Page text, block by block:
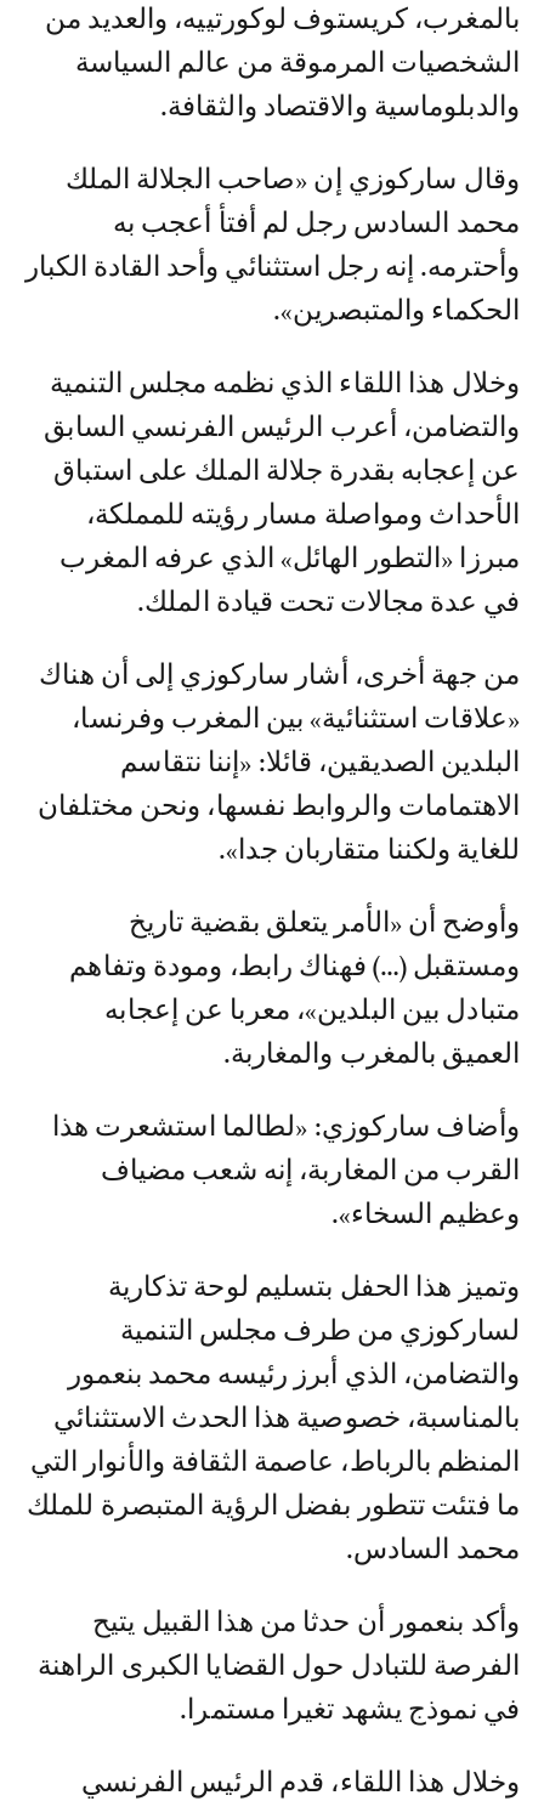
بالمغرب، كريستوف لوكورتييه، والعديد من
الشخصيات المرموقة من عالم السياسة
والدبلوماسية والاقتصاد والثقافة.
وقال ساركوزي إن «صاحب الجلالة الملك
محمد السادس رجل لم أفتأ أعجب به
وأحترمه. إنه رجل استثنائي وأحد القادة الكبار
الحكماء والمتبصرين».
وخلال هذا اللقاء الذي نظمه مجلس التنمية
والتضامن، أعرب الرئيس الفرنسي السابق
عن إعجابه بقدرة جلالة الملك على استباق
الأحداث ومواصلة مسار رؤيته للمملكة،
مبرزا «التطور الهائل» الذي عرفه المغرب
في عدة مجالات تحت قيادة الملك.
من جهة أخرى، أشار ساركوزي إلى أن هناك
«علاقات استثنائية» بين المغرب وفرنسا،
البلدين الصديقين، قائلا: «إننا نتقاسم
الاهتمامات والروابط نفسها، ونحن مختلفان
للغاية ولكننا متقاربان جدا».
وأوضح أن «الأمر يتعلق بقضية تاريخ
ومستقبل (…) فهناك رابط، ومودة وتفاهم
متبادل بين البلدين»، معربا عن إعجابه
العميق بالمغرب والمغاربة.
وأضاف ساركوزي: «لطالما استشعرت هذا
القرب من المغاربة، إنه شعب مضياف
وعظيم السخاء».
وتميز هذا الحفل بتسليم لوحة تذكارية
لساركوزي من طرف مجلس التنمية
والتضامن، الذي أبرز رئيسه محمد بنعمور
بالمناسبة، خصوصية هذا الحدث الاستثنائي
المنظم بالرباط، عاصمة الثقافة والأنوار التي
ما فتئت تتطور بفضل الرؤية المتبصرة للملك
محمد السادس.
وأكد بنعمور أن حدثا من هذا القبيل يتيح
الفرصة للتبادل حول القضايا الكبرى الراهنة
في نموذج يشهد تغيرا مستمرا.
وخلال هذا اللقاء، قدم الرئيس الفرنسي